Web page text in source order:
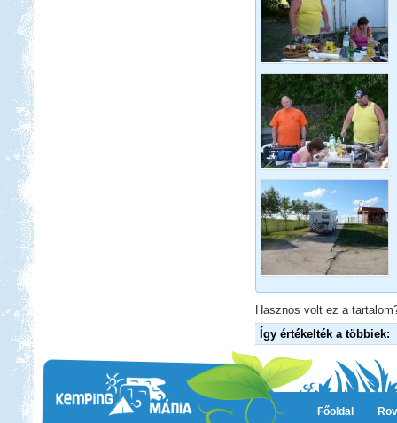
Hasznos volt ez a
Így értékelték a többiek:
Főoldal